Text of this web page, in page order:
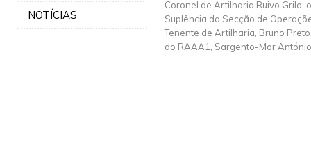
NOTÍCIAS
Coronel de Artilharia Ruivo Grilo,
Suplência da Secção de
Tenente de Artilharia, Bruno
do RAAA1, Sargento-Mor